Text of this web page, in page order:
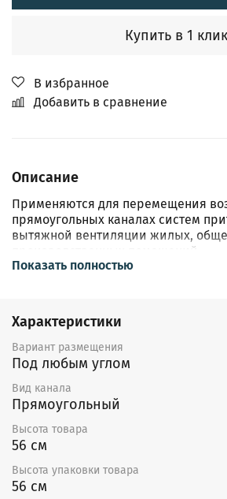
Купить в 1 клик
В избранное
Добавить в сравнение
Описание
Применяются для перемещения
прямоугольных каналах систем
вытяжной вентиляции жилых,
производственных помещений.
колесом
Усиленный монолитный
оцинкованной стали
Электродвигатель с
эксплуатационным ресурсом
Компактные габариты
Низкий уровень шума
Монтаж
Показать полностью
Характеристики
Вариант размещения
Под любым углом
Вид канала
Прямоугольный
Высота товара
56 см
Высота упаковки товара
56 см